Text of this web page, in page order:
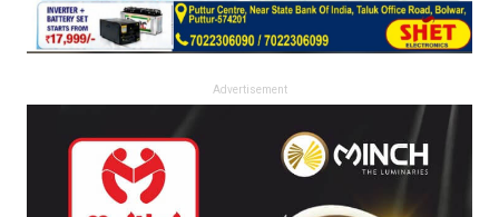
Advertisement